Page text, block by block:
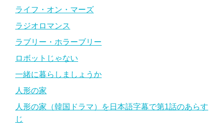
ライフ・オン・マーズ
ラジオロマンス
ラブリー・ホラーブリー
ロボットじゃない
一緒に暮らしましょうか
人形の家
人形の家（韓国ドラマ）を日本語字幕で第1話のあらす
じ